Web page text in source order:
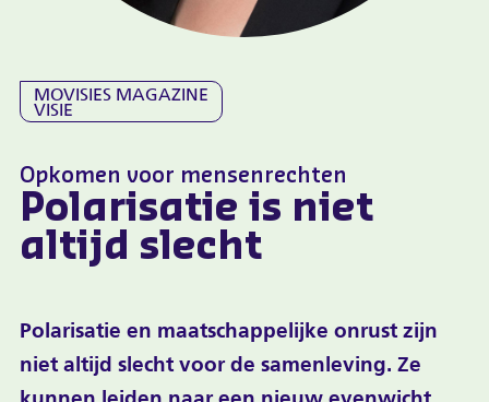
MOVISIES MAGAZINE
VISIE
Opkomen voor mensenrechten
Polarisatie is niet
altijd slecht
Polarisatie en maatschappelijke onrust zijn
niet altijd slecht voor de samenleving. Ze
kunnen leiden naar een nieuw evenwicht